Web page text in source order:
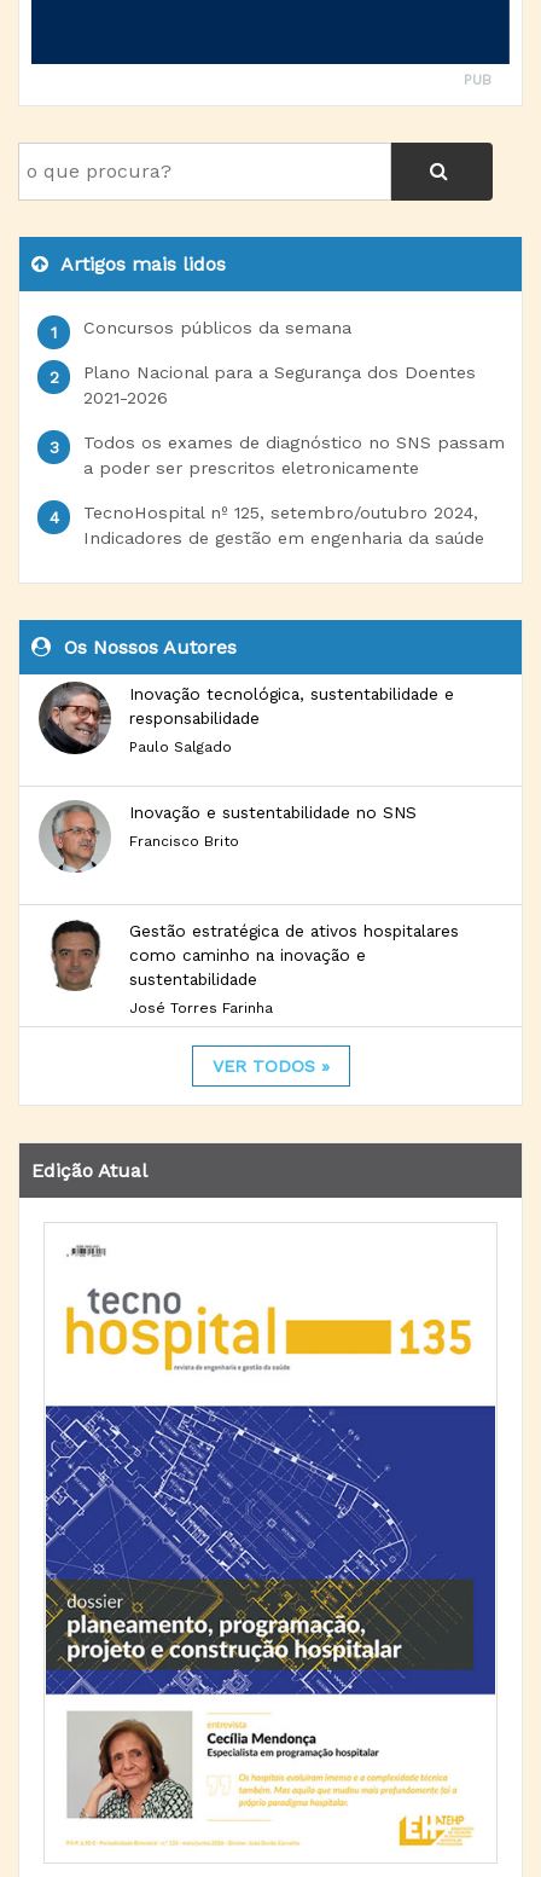
PUB
Artigos mais lidos
Concursos públicos da semana
Plano Nacional para a Segurança dos Doentes
2021-2026
Todos os exames de diagnóstico no SNS passam
a poder ser prescritos eletronicamente
TecnoHospital nº 125, setembro/outubro 2024,
Indicadores de gestão em engenharia da saúde
Os Nossos Autores
Inovação tecnológica, sustentabilidade e
responsabilidade
Paulo Salgado
Inovação e sustentabilidade no SNS
Francisco Brito
Gestão estratégica de ativos hospitalares
como caminho na inovação e
sustentabilidade
José Torres Farinha
VER TODOS »
Edição Atual